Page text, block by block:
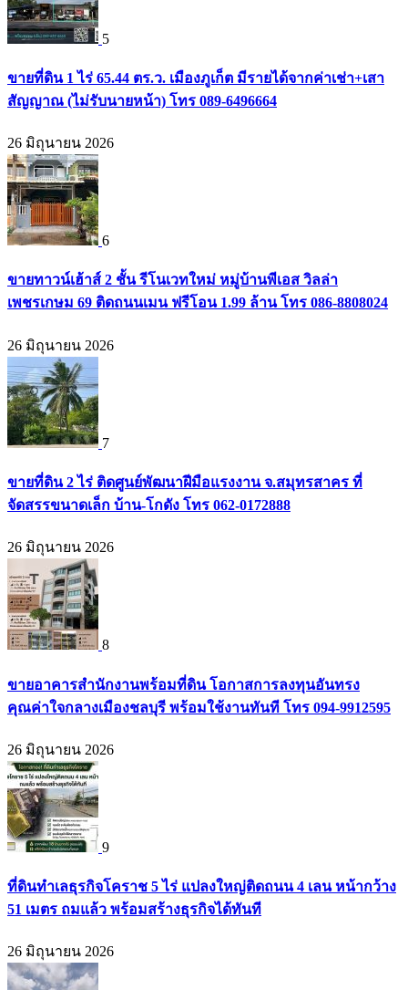
5
ขายที่ดิน 1 ไร่ 65.44 ตร.ว. เมืองภูเก็ต มีรายได้จากค่าเช่า+เสา
สัญญาณ (ไม่รับนายหน้า) โทร 089-6496664
26 มิถุนายน 2026
6
ขายทาวน์เฮ้าส์ 2 ชั้น รีโนเวทใหม่ หมู่บ้านพีเอส วิลล่า
เพชรเกษม 69 ติดถนนเมน ฟรีโอน 1.99 ล้าน โทร 086-8808024
26 มิถุนายน 2026
7
ขายที่ดิน 2 ไร่ ติดศูนย์พัฒนาฝีมือแรงงาน จ.สมุทรสาคร ที่
จัดสรรขนาดเล็ก บ้าน-โกดัง โทร 062-0172888
26 มิถุนายน 2026
8
ขายอาคารสำนักงานพร้อมที่ดิน โอกาสการลงทุนอันทรง
คุณค่าใจกลางเมืองชลบุรี พร้อมใช้งานทันที โทร 094-9912595
26 มิถุนายน 2026
9
ที่ดินทำเลธุรกิจโคราช 5 ไร่ แปลงใหญ่ติดถนน 4 เลน หน้ากว้าง
51 เมตร ถมแล้ว พร้อมสร้างธุรกิจได้ทันที
26 มิถุนายน 2026